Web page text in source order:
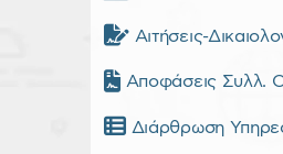
Αιτήσεις-
Αποφάσεις Συλλ.
Διάρθρωση